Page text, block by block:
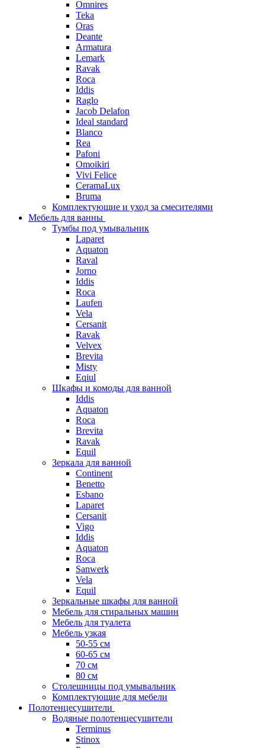
Omnires
Teka
Oras
Deante
Armatura
Lemark
Ravak
Roca
Iddis
Raglo
Jacob Delafon
Ideal standard
Blanco
Rea
Pafoni
Omoikiri
Vivi Felice
CeramaLux
Bruma
Комплектующие и уход за смесителями
Мебель для ванны
Тумбы под умывальник
Laparet
Aquaton
Raval
Jorno
Iddis
Roca
Laufen
Vela
Cersanit
Ravak
Velvex
Brevita
Misty
Eqiul
Шкафы и комоды для ванной
Iddis
Aquaton
Roca
Brevita
Ravak
Equil
Зеркала для ванной
Continent
Benetto
Esbano
Laparet
Cersanit
Vigo
Iddis
Aquaton
Roca
Sanwerk
Vela
Equil
Зеркальные шкафы для ванной
Мебель для стиральных машин
Мебель для туалета
Мебель узкая
50-55 см
60-65 см
70 см
80 см
Столешницы под умывальник
Комплектующие для мебели
Полотенцесушители
Водяные полотенцесушители
Terminus
Stinox